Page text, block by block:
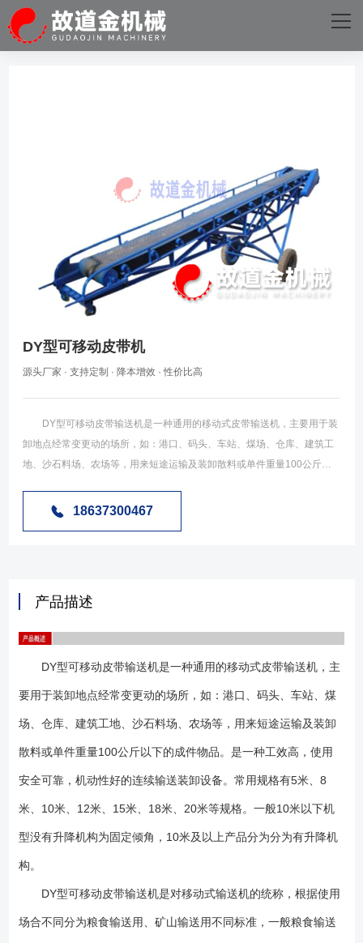
网站首页
火星电竞·(中国)官方网站
DY型可移动皮带机
源头厂家 · 支持定制 · 降本增效 · 性价比高
DY型可移动皮带输送机是一种通用的移动式皮带输送机，主要用于装
卸地点经常变更动的场所，如：港口、码头、车站、煤场、仓库、建筑工
地、沙石料场、农场等，用来短途运输及装卸散料或单件重量100公斤以
设备。常用规格有5米、8米、10米、12米、15米、18米、20米等规格。
10米、15米、30米等规格，其中15米以下多采用槽钢骨架结构，15米以
常见的为粮机标准的可移动皮带输送机。 1.DY型可移动式皮带输送机
根据使用需求不同分为可升降型及不可升降型。 2.DY型可移动式皮带
输送机根据使用场合不同分为粮机标准和矿山机械标准，其中粮机标准也
料输送。矿山标准也被统称为矿用标准、重型标准，主要用于煤炭、小矿
石及单包重大于50公斤的物料的输送。 3.DY型号可移动皮带输送机粮
结构，矿山标准采用槽钢骨架结构。 Ⅱ、驱动方式不同，粮机标准一般
采用电机皮带轮式减速，无减速机结构。矿山标准采用减速机结构减速或
电动滚筒驱动。 Ⅲ、升降机构不同，粮机标准一般采用手动升降方式，
通辐条式橡胶轮胎，矿山标准采用汽车用真空轮胎。 1、尾轮组 2、
拉紧装置 3、电动滚筒组 4、空段清扫器 5、导料槽 6、上托辊组
行轮组 12、前部机架 13、弹簧清扫器 14、改向滚筒组 1、 机
18637300467
产品描述
DY型可移动皮带输送机是一种通用的移动式皮带输送机，主
要用于装卸地点经常变更动的场所，如：港口、码头、车站、煤
场、仓库、建筑工地、沙石料场、农场等，用来短途运输及装卸
散料或单件重量100公斤以下的成件物品。是一种工效高，使用
安全可靠，机动性好的连续输送装卸设备。常用规格有5米、8
米、10米、12米、15米、18米、20米等规格。一般10米以下机
型没有升降机构为固定倾角，10米及以上产品分为分为有升降机
构。
DY型可移动皮带输送机是对移动式输送机的统称，根据使用
场合不同分为粮食输送用、矿山输送用不同标准，一般粮食输送